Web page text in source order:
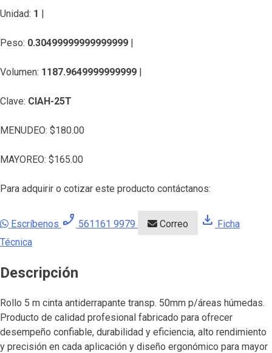
Unidad: 1 |
Peso: 0.30499999999999999 |
Volumen: 1187.9649999999999 |
Clave: CIAH-25T
MENUDEO: $180.00
MAYOREO: $165.00
Para adquirir o cotizar este producto contáctanos:
Escríbenos phone_enabled 561161 9979 Correo download Ficha
Técnica
Descripción
Rollo 5 m cinta antiderrapante transp. 50mm p/áreas húmedas.
Producto de calidad profesional fabricado para ofrecer
desempeño confiable, durabilidad y eficiencia, alto rendimiento
y precisión en cada aplicación y diseño ergonómico para mayor